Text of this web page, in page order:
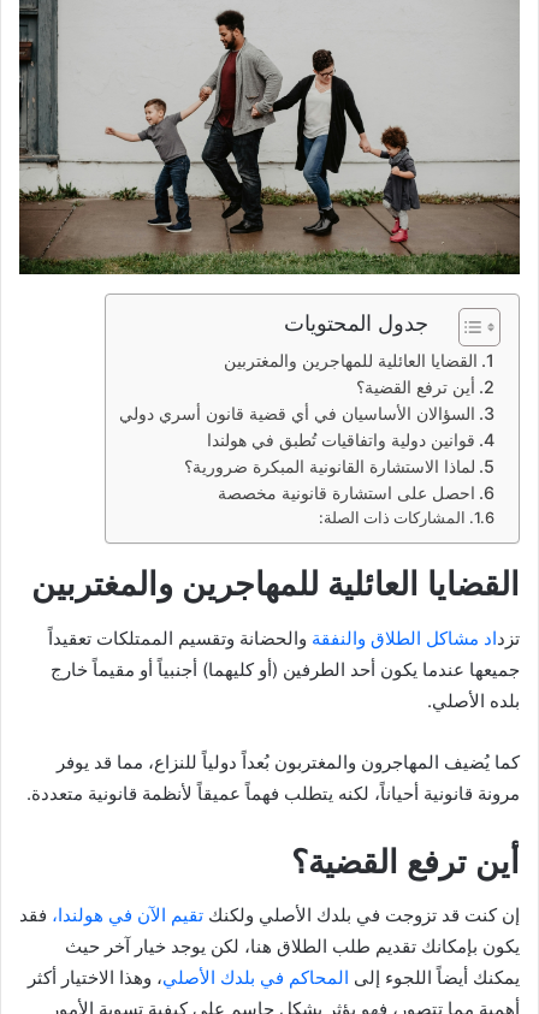
جدول المحتويات
القضايا العائلية للمهاجرين والمغتربين
أين ترفع القضية؟
السؤالان الأساسيان في أي قضية قانون أسري دولي
قوانين دولية واتفاقيات تُطبق في هولندا
لماذا الاستشارة القانونية المبكرة ضرورية؟
احصل على استشارة قانونية مخصصة
المشاركات ذات الصلة:
القضايا العائلية للمهاجرين والمغتربين
تزداد مشاكل الطلاق والنفقة والحضانة وتقسيم الممتلكات تعقيداً
جميعها عندما يكون أحد الطرفين (أو كليهما) أجنبياً أو مقيماً خارج
بلده الأصلي.
كما يُضيف المهاجرون والمغتربون بُعداً دولياً للنزاع، مما قد يوفر
مرونة قانونية أحياناً، لكنه يتطلب فهماً عميقاً لأنظمة قانونية متعددة.
أين ترفع القضية؟
إن كنت قد تزوجت في بلدك الأصلي ولكنك تقيم الآن في هولندا، فقد
يكون بإمكانك تقديم طلب الطلاق هنا، لكن يوجد خيار آخر حيث
يمكنك أيضاً اللجوء إلى المحاكم في بلدك الأصلي، وهذا الاختيار أكثر
أهمية مما تتصور، فهو يؤثر بشكل حاسم على كيفية تسوية الأمور